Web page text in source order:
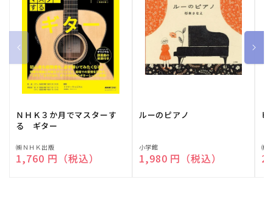
ＮＨＫ３か月でマスターす
る ギター
販
売
㈱ＮＨＫ出版
通常価格
1,760 円（税込）
ルーのピアノ
販
売
小学館
通常価格
1,980 円（税込）
ピ
販
売
㈱